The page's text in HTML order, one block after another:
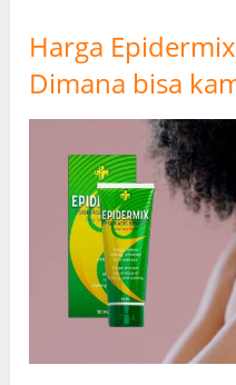
Harga
Dimana bisa